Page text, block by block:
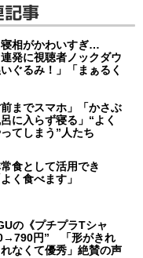
記事
寝相がかわいすぎ…
発に視聴者ノックダウ
ぐるみ！」「まぁるく
までスマホ」「かさぶ
に入らず寝る」“よく
てしまう”人たち
食として活用でき
く食べます」
の《プチプラTシャ
円” 「形がきれ
なくて優秀」絶賛の声